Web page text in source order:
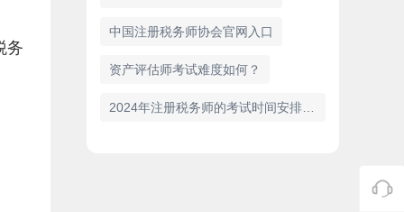
务
中国注册税务师协会官网入口
资产评估师考试难度如何？